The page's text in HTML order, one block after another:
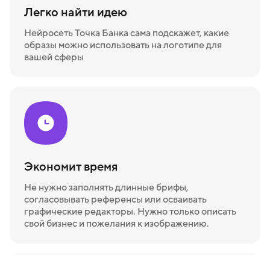
Легко найти идею
Нейросеть Точка Банка сама подскажет, какие
образы можно использовать на логотипе для
вашей сферы
Экономит время
Не нужно заполнять длинные брифы,
согласовывать референсы или осваивать
графические редакторы. Нужно только описать
свой бизнес и пожелания к изображению.